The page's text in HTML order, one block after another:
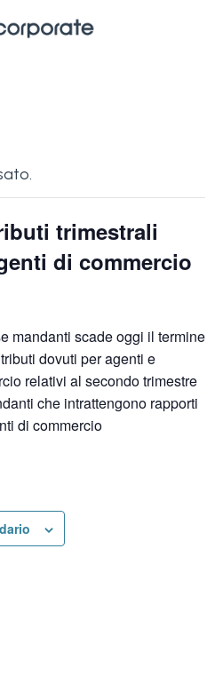
trimestrali
di commercio
mandanti scade oggi il termine
dovuti per agenti e
relativi al secondo trimestre
che intrattengono rapporti
di commercio